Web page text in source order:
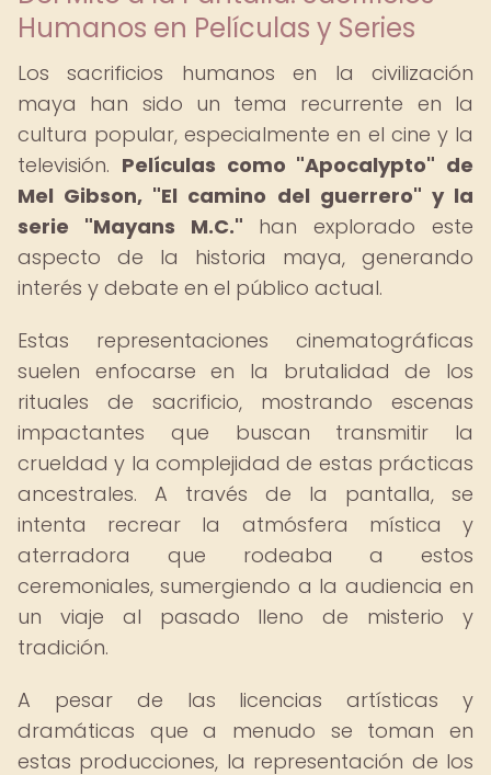
Humanos en Películas y Series
Los sacrificios humanos en la civilización
maya han sido un tema recurrente en la
cultura popular, especialmente en el cine y la
televisión. Películas como "Apocalypto" de
Mel Gibson, "El camino del guerrero" y la
serie "Mayans M.C." han explorado este
aspecto de la historia maya, generando
interés y debate en el público actual.
Estas representaciones cinematográficas
suelen enfocarse en la brutalidad de los
rituales de sacrificio, mostrando escenas
impactantes que buscan transmitir la
crueldad y la complejidad de estas prácticas
ancestrales. A través de la pantalla, se
intenta recrear la atmósfera mística y
aterradora que rodeaba a estos
ceremoniales, sumergiendo a la audiencia en
un viaje al pasado lleno de misterio y
tradición.
A pesar de las licencias artísticas y
dramáticas que a menudo se toman en
estas producciones, la representación de los